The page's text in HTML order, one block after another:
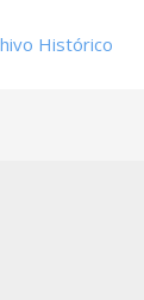
Histórico